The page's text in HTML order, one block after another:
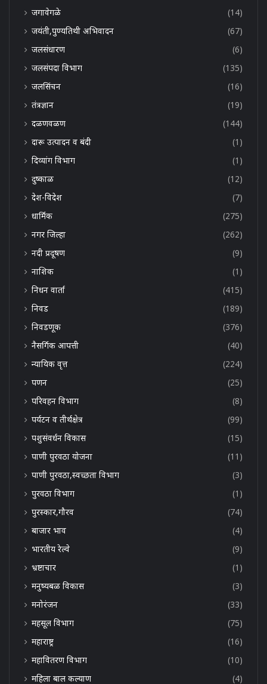
जगावेगळे
(14)
जयंती,पुण्यतिथी अभिवादन
(67)
जलसंधारण
(6)
जलसंपदा विभाग
(135)
जलसिंचन
(16)
तंत्रज्ञान
(19)
दळणवळण
(144)
दारू उत्पादन व बंदी
(1)
दिव्यांग विभाग
(1)
दुष्काळ
(12)
देश-विदेश
(7)
धार्मिक
(275)
नगर जिल्हा
(262)
नदी प्रदूषण
(9)
नाशिक
(1)
निधन वार्ता
(415)
निवड
(189)
निवडणूक
(376)
नैसर्गिक आपत्ती
(40)
न्यायिक वृत्त
(224)
पणन
(25)
परिवहन विभाग
(8)
पर्यटन व तीर्थक्षेत्र
(99)
पशुसंवर्धन विकास
(15)
पाणी पुरवठा योजना
(11)
पाणी पुरवठा,स्वच्छता विभाग
(3)
पुरवठा विभाग
(1)
पुरस्कार,गौरव
(74)
बाजार भाव
(4)
भारतीय रेल्वे
(9)
भ्रष्टाचार
(1)
मनुष्यबळ विकास
(3)
मनोरंजन
(33)
महसूल विभाग
(75)
महाराष्ट्र
(16)
महावितरण विभाग
(10)
महिला बाल कल्याण
(4)